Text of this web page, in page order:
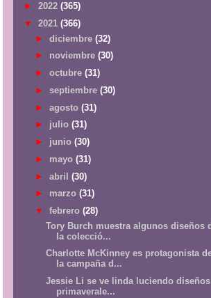
► 2022 (365)
▼ 2021 (366)
► diciembre (32)
► noviembre (30)
► octubre (31)
► septiembre (30)
► agosto (31)
► julio (31)
► junio (30)
► mayo (31)
► abril (30)
► marzo (31)
▼ febrero (28)
Tory Burch muestra algunos diseños
la colecció...
Charlotte McKinney es protagonista
la campaña d...
Jessie Li se ve linda luciendo diseños
primaverale...